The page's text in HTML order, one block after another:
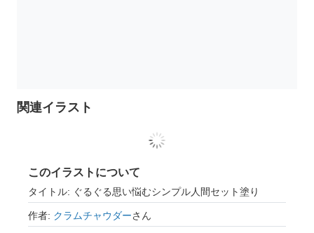
関連イラスト
このイラストについて
タイトル: ぐるぐる思い悩むシンプル人間セット塗り
作者: クラムチャウダーさん